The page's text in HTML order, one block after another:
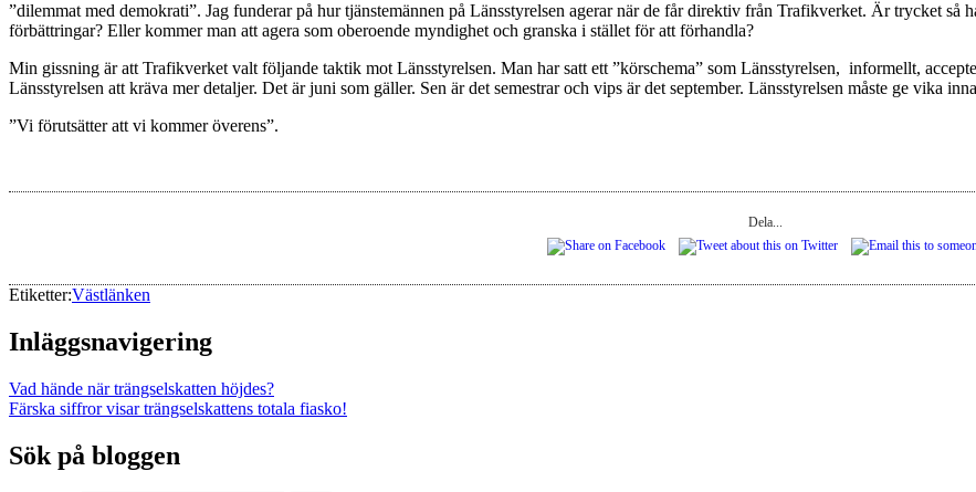
”dilemmat med demokrati”. Jag funderar på hur tjänstemännen på Länsstyrelsen agerar när de får direktiv från Trafikverket. Är trycket så
förbättringar? Eller kommer man att agera som oberoende myndighet och granska i stället för att förhandla?
Min gissning är att Trafikverket valt följande taktik mot Länsstyrelsen. Man har satt ett ”körschema” som Länsstyrelsen, informellt,
Länsstyrelsen att kräva mer detaljer. Det är juni som gäller. Sen är det semestrar och vips är det september. Länsstyrelsen måste ge vika
”Vi förutsätter att vi kommer överens”.
Dela...
Etiketter:Västlänken
Inläggsnavigering
Vad hände när trängselskatten höjdes?
Färska siffror visar trängselskattens totala fiasko!
Sök på bloggen